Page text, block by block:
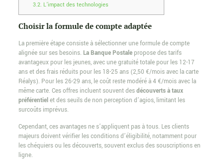
3.2. L’impact des technologies
Choisir la formule de compte adaptée
La première étape consiste à sélectionner une formule de compte
alignée sur ses besoins. La Banque Postalepropose des tarifs
avantageux pour les jeunes, avec une gratuité totale pour les 12-17
ans et des frais réduits pour les 18-25 ans (2,50 €/mois avec la carte
Réalys). Pour les 26-29 ans, le coût reste modéré à 4 €/mois avec la
même carte. Ces offres incluent souvent desdécouverts à taux
préférentielet des seuils de non perception d’agios, limitant les
surcoûts imprévus.
Cependant, ces avantages ne s’appliquent pas à tous. Les clients
majeurs doivent vérifier les conditions d’éligibilité, notamment pour
les chéquiers ou les découverts, souvent exclus des souscriptions en
ligne.